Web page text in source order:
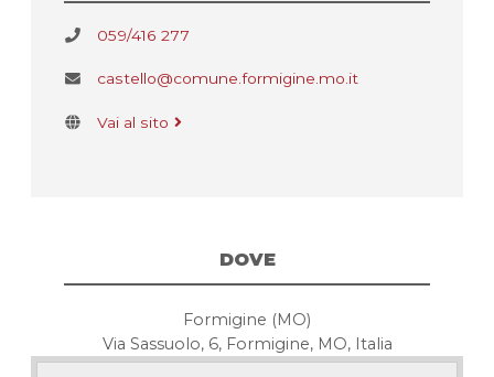
059/416 277
castello@comune.formigine.mo.it
Vai al sito
DOVE
Formigine (MO)
Via Sassuolo, 6, Formigine, MO, Italia